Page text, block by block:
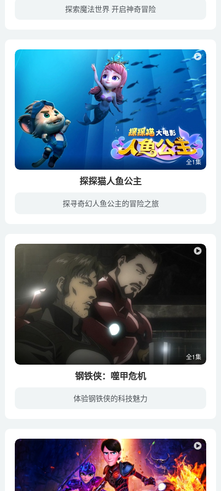
探索魔法世界 开启神奇冒险
全1集
探探猫人鱼公主
探寻奇幻人鱼公主的冒险之旅
全1集
钢铁侠：噬甲危机
体验钢铁侠的科技魅力